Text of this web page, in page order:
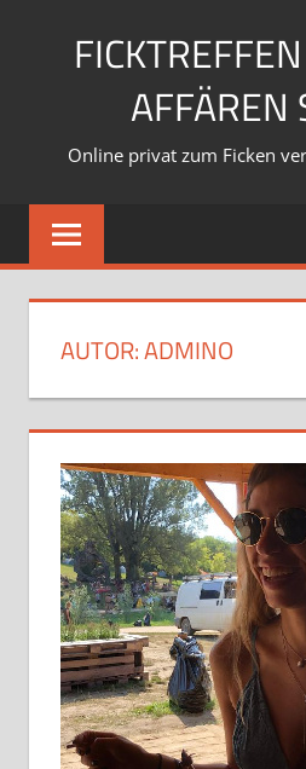
AFFÄREN
Online privat zum Ficken
AUTOR:ADMINO